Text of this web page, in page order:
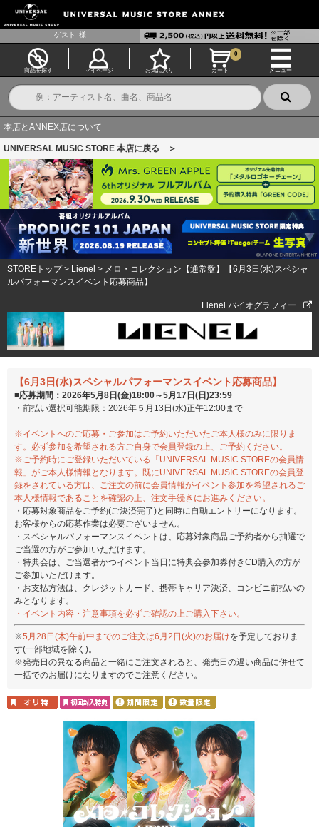
ゲスト 様
商品を探す マイページ お気に入り カート
0
メニュー
本店とANNEX店について
UNIVERSAL MUSIC STORE 本店に戻る ＞
STOREトップ> Lienel > メロ・コレクション【通常盤】【6月3日(水)スペシャ
ルパフォーマンスイベント応募商品】
Lienel バイオグラフィー
【6月3日(水)スペシャルパフォーマンスイベント応募商品】
■応募期間：2026年5月8日(金)18:00～5月17日(日)23:59
・前払い選択可能期限：2026年５月13日(水)正午12:00まで
※イベントへのご応募・ご参加はご予約いただいたご本人様のみに限りま
す。必ず参加を希望される方ご自身で会員登録の上、ご予約ください。
※ご予約時にご登録いただいている「UNIVERSAL MUSIC STOREの会員情
報」がご本人様情報となります。既にUNIVERSAL MUSIC STOREの会員登
録をされている方は、ご注文の前に会員情報がイベント参加を希望されるご
本人様情報であることを確認の上、注文手続きにお進みください。
・応募対象商品をご予約(ご決済完了)と同時に自動エントリーになります。
お客様からの応募作業は必要ございません。
・スペシャルパフォーマンスイベントは、応募対象商品ご予約者から抽選で
ご当選の方がご参加いただけます。
・特典会は、ご当選者かつイベント当日に特典会参加券付きCD購入の方が
ご参加いただけます。
・お支払方法は、クレジットカード、携帯キャリア決済、コンビニ前払いの
みとなります。
・イベント内容・注意事項を必ずご確認の上ご購入下さい。
※5月28日(木)午前中までのご注文は6月2日(火)のお届けを予定しておりま
す(一部地域を除く)。
※発売日の異なる商品と一緒にご注文されると、発売日の遅い商品に併せて
一括でのお届けになりますのでご注意ください。